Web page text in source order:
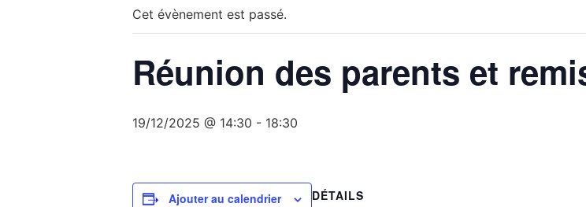
Cet évènement est passé.
Réunion des parents et
19/12/2025 @ 14:30 - 18:30
Ajouter au calendrier
DÉTAILS